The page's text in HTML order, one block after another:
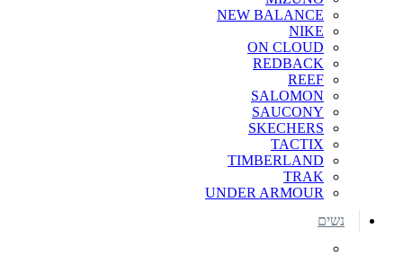
NEW BALANCE
NIKE
ON CLOUD
REDBACK
REEF
SALOMON
SAUCONY
SKECHERS
TACTIX
TIMBERLAND
TRAK
UNDER ARMOUR
נשים